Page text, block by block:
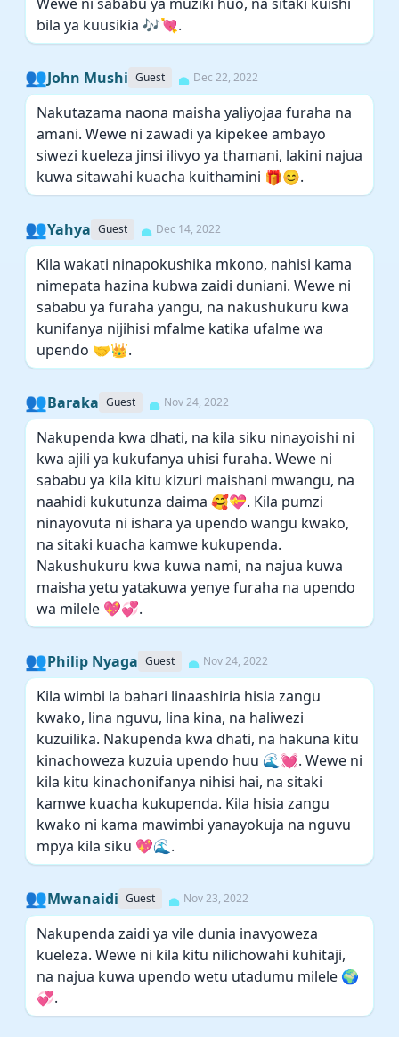
bila ya kuusikia 🎶💘.
👥John Mushi Guest Dec 22, 2022
Nakutazama naona maisha yaliyojaa furaha na
amani. Wewe ni zawadi ya kipekee ambayo
siwezi kueleza jinsi ilivyo ya thamani, lakini najua
kuwa sitawahi kuacha kuithamini 🎁😊.
👥Yahya Guest Dec 14, 2022
Kila wakati ninapokushika mkono, nahisi kama
nimepata hazina kubwa zaidi duniani. Wewe ni
sababu ya furaha yangu, na nakushukuru kwa
kunifanya nijihisi mfalme katika ufalme wa
upendo 🤝👑.
👥Baraka Guest Nov 24, 2022
Nakupenda kwa dhati, na kila siku ninayoishi ni
kwa ajili ya kukufanya uhisi furaha. Wewe ni
sababu ya kila kitu kizuri maishani mwangu, na
naahidi kukutunza daima 🥰💝. Kila pumzi
ninayovuta ni ishara ya upendo wangu kwako,
na sitaki kuacha kamwe kukupenda.
Nakushukuru kwa kuwa nami, na najua kuwa
maisha yetu yatakuwa yenye furaha na upendo
wa milele 💖💞.
👥Philip Nyaga Guest Nov 24, 2022
Kila wimbi la bahari linaashiria hisia zangu
kwako, lina nguvu, lina kina, na haliwezi
kuzuilika. Nakupenda kwa dhati, na hakuna kitu
kinachoweza kuzuia upendo huu 🌊💓. Wewe ni
kila kitu kinachonifanya nihisi hai, na sitaki
kamwe kuacha kukupenda. Kila hisia zangu
kwako ni kama mawimbi yanayokuja na nguvu
mpya kila siku 💖🌊.
👥Mwanaidi Guest Nov 23, 2022
Nakupenda zaidi ya vile dunia inavyoweza
kueleza. Wewe ni kila kitu nilichowahi kuhitaji,
na najua kuwa upendo wetu utadumu milele 🌍
💞.